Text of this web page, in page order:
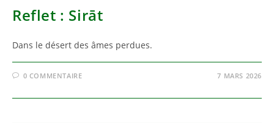
Reflet : Sirāt
Dans le désert des âmes perdues.
0 COMMENTAIRE 7 MARS 2026